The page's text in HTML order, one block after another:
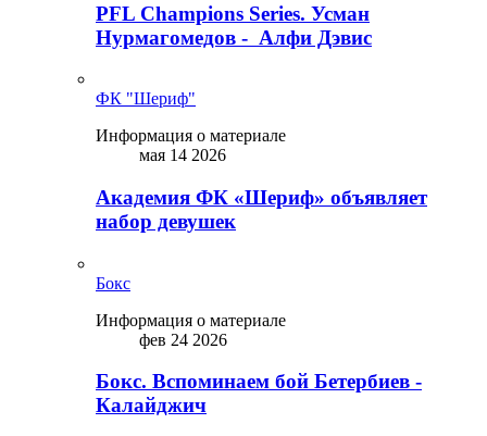
PFL Champions Series. Усман
Нурмагомедов - Алфи Дэвис
ФК "Шериф"
Информация о материале
мая 14 2026
Академия ФК «Шериф» объявляет
набор девушек
Бокс
Информация о материале
фев 24 2026
Бокс. Вспоминаем бой Бетербиев -
Калайджич